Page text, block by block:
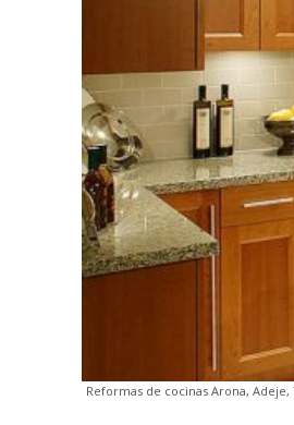
Reformas de cocinas Arona,